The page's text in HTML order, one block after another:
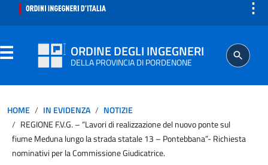
⋮
ORDINE DEGLI INGEGNERI
DELLA PROVINCIA DI PORDENONE
SEGRETERIA
HOME IN EVIDENZA
NOTIZIE
REGIONE F.V.G. – “Lavori di realizzazione del nuovo ponte sul
fiume Meduna lungo la strada statale 13 – Pontebbana”- Richiesta
nominativi per la Commissione Giudicatrice.